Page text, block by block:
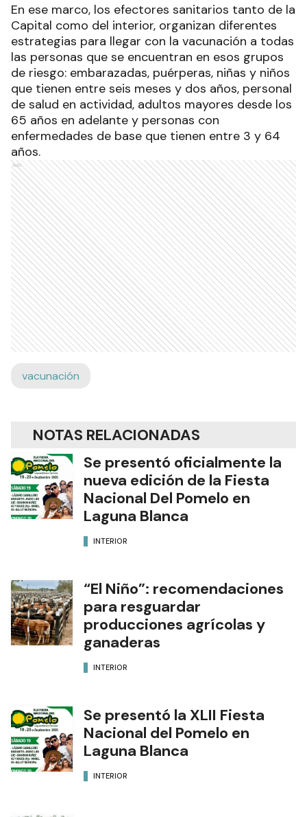
En ese marco, los efectores sanitarios tanto de la
Capital como del interior, organizan diferentes
estrategias para llegar con la vacunación a todas
las personas que se encuentran en esos grupos
de riesgo: embarazadas, puérperas, niñas y niños
que tienen entre seis meses y dos años, personal
de salud en actividad, adultos mayores desde los
65 años en adelante y personas con
enfermedades de base que tienen entre 3 y 64
años.
Ads
vacunación
NOTAS RELACIONADAS
Se presentó oficialmente la
nueva edición de la Fiesta
Nacional Del Pomelo en
Laguna Blanca
INTERIOR
“El Niño”: recomendaciones
para resguardar
producciones agrícolas y
ganaderas
INTERIOR
Se presentó la XLII Fiesta
Nacional del Pomelo en
Laguna Blanca
INTERIOR